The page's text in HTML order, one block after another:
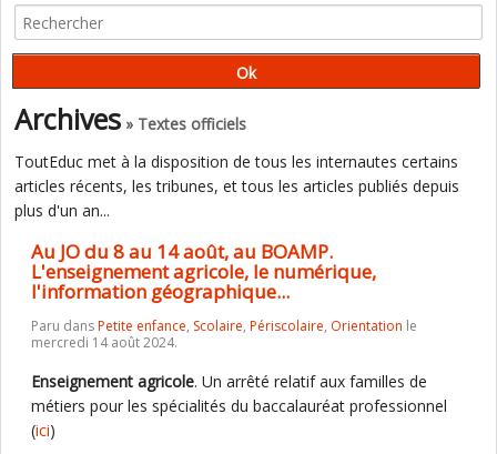
NUMÉRIQUE, L'INFORMATION GÉOGRAPHIQUE...
Archives » Textes officiels
ToutEduc met à la disposition de tous les internautes certains
articles récents, les tribunes, et tous les articles publiés depuis
plus d'un an...
Au JO du 8 au 14 août, au BOAMP.
L'enseignement agricole, le numérique,
l'information géographique...
Paru dansPetite enfance, Scolaire, Périscolaire, Orientation le
mercredi 14 août 2024.
Enseignement agricole. Un arrêté relatif aux familles de
métiers pour les spécialités du baccalauréat professionnel
(ici)